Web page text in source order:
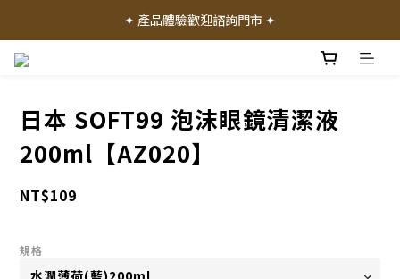
✦ 加入會員就送 50 元購物禮金 ✦
✦ 產品體驗歡迎諮詢門市 ✦
日本 SOFT99 泡沫眼鏡清潔液
200ml【AZ020】
NT$109
規格